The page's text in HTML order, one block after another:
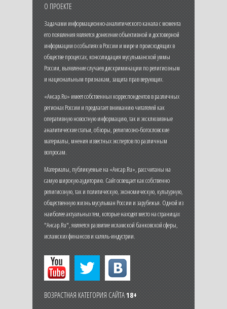
О ПРОЕКТЕ
Задачами информационно-аналитического канала с момента
его появления является донесение объективной и достоверной
информации о событиях в России и мире и происходящих в
обществе процессах, консолидация мусульманской уммы
России, выявление случаев дискриминации по религиозным
и национальным признакам, защита прав верующих.
«Ансар.Ru» имеет собственных корреспондентов в различных
регионах России и предлагает вниманию читателей как
оперативную новостную информацию, так и эксклюзивные
аналитические статьи, обзоры, религиозно-богословские
материалы, мнения известных экспертов по различным
вопросам.
Материалы, публикуемые на «Ансар.Ru», рассчитаны на
самую широкую аудиторию. Сайт освещает как собственно
религиозную, так и политическую, экономическую, культурную,
общественную жизнь мусульман России и зарубежья. Одной из
наиболее актуальных тем, которые находят место на страницах
"Ансар.Ru", является развитие исламской банковской сферы,
исламских финансов и халяль-индустрии.
ВОЗРАСТНАЯ КАТЕГОРИЯ САЙТА18+